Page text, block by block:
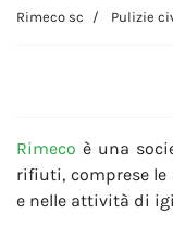
Rimeco sc Pulizie
Rimeco è una
rifiuti, comprese
e nelle attività di